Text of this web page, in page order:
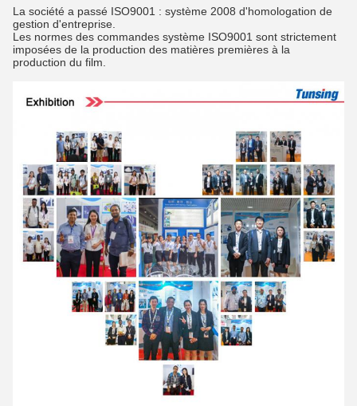
La société a passé ISO9001 : système 2008 d'homologation de
gestion d'entreprise.
Les normes des commandes système ISO9001 sont strictement
imposées de la production des matières premières à la
production du film.